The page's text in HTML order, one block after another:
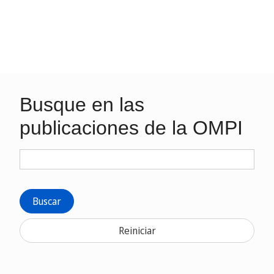
Busque en las
publicaciones de la OMPI
Buscar
Reiniciar